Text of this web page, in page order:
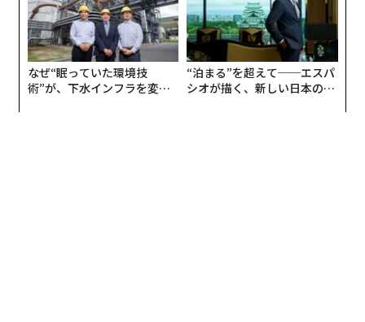
なぜ“眠っていた環境技
術”が、下水インフラを変え
“泊まる”を超えて──エスパ
シオが描く、新しい日本のラ